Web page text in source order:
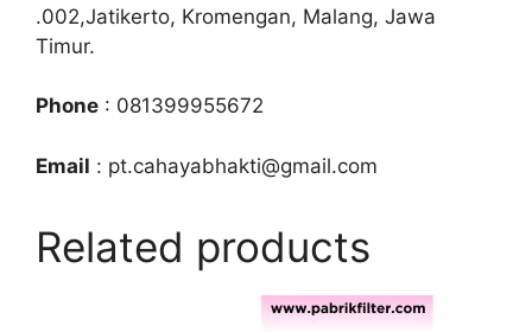
.002,Jatikerto, Kromengan, Malang, Jawa
Timur.
Phone : 081399955672
Email : pt.cahayabhakti@gmail.com
Related products